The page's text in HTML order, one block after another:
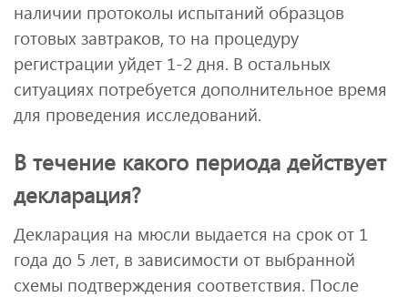
наличии протоколы испытаний образцов
готовых завтраков, то на процедуру
регистрации уйдет 1-2 дня. В остальных
ситуациях потребуется дополнительное время
для проведения исследований.
В течение какого периода действует
декларация?
Декларация на мюсли выдается на срок от 1
года до 5 лет, в зависимости от выбранной
схемы подтверждения соответствия. После